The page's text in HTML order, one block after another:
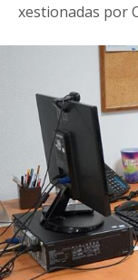
xestionadas por